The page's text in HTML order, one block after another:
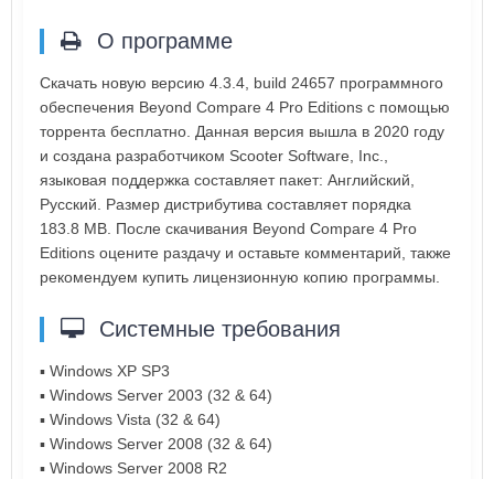
О программе
Скачать новую версию 4.3.4, build 24657 программного
обеспечения Beyond Compare 4 Pro Editions с помощью
торрента бесплатно. Данная версия вышла в 2020 году
и создана разработчиком Scooter Software, Inc.,
языковая поддержка составляет пакет: Английский,
Русский. Размер дистрибутива составляет порядка
183.8 MB. После скачивания Beyond Compare 4 Pro
Editions оцените раздачу и оставьте комментарий, также
рекомендуем купить лицензионную копию программы.
Системные требования
▪ Windows XP SP3
▪ Windows Server 2003 (32 & 64)
▪ Windows Vista (32 & 64)
▪ Windows Server 2008 (32 & 64)
▪ Windows Server 2008 R2